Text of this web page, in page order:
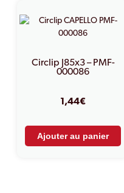
Circlip J85x3 – PMF-
000086
1,44€
Ajouter au panier